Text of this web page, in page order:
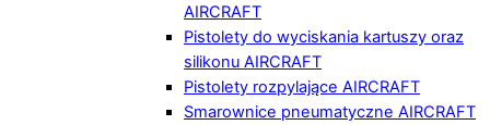
AIRCRAFT
Pistolety do wyciskania kartuszy oraz
silikonu AIRCRAFT
Pistolety rozpylające AIRCRAFT
Smarownice pneumatyczne AIRCRAFT